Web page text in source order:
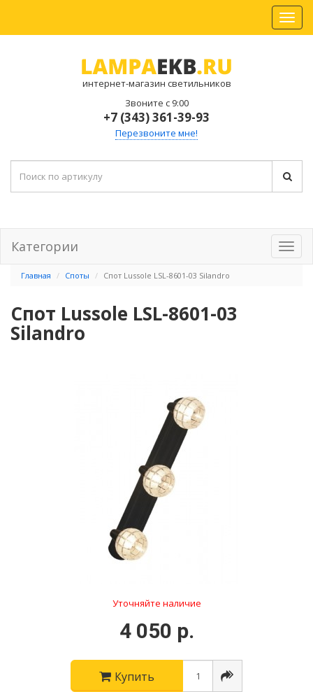
интернет-магазин светильников
Звоните с 9:00
+7 (343) 361-39-93
Перезвоните мне!
Категории
Главная Споты Спот Lussole LSL-8601-03 Silandro
Спот Lussole LSL-8601-03
Silandro
Уточняйте наличие
4 050 р.
Купить